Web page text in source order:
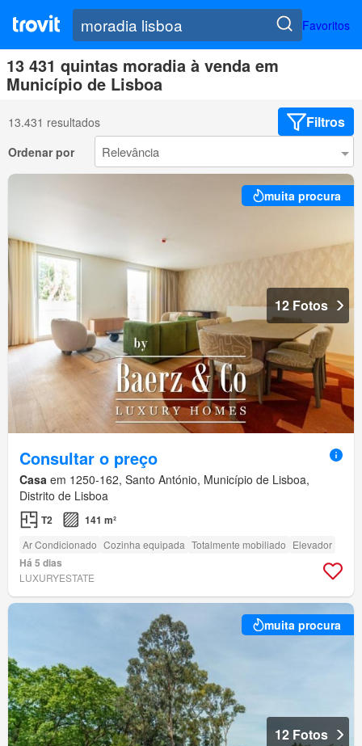
Favoritos
13 431 quintas moradia à venda em
Município de Lisboa
13.431 resultados Filtros
Ordenar por
muita procura
12 Fotos
Consultar o preço
Casa em 1250-162, Santo António, Município de Lisboa,
Distrito de Lisboa
T2 141 m²
Ar Condicionado Cozinha equipada Totalmente mobiliado Elevador
Há 5 dias
LUXURYESTATE
muita procura
12 Fotos